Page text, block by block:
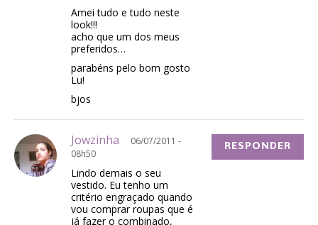
Amei tudo e tudo neste
look!!!
acho que um dos meus
preferidos…
parabéns pelo bom gosto
Lu!
bjos
Jowzinha
06/07/2011 -
08h50
Lindo demais o seu
vestido. Eu tenho um
critério engraçado quando
vou comprar roupas que é
já fazer o combinado,
RESPONDER